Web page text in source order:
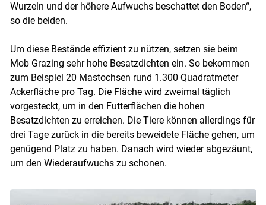
Wurzeln und der höhere Aufwuchs beschattet den Boden“,
so die beiden.
Um diese Bestände effizient zu nützen, setzen sie beim
Mob Grazing sehr hohe Besatzdichten ein. So bekommen
zum Beispiel 20 Mastochsen rund 1.300 Quadratmeter
Ackerfläche pro Tag. Die Fläche wird zweimal täglich
vorgesteckt, um in den Futterflächen die hohen
Besatzdichten zu erreichen. Die Tiere können allerdings für
drei Tage zurück in die bereits beweidete Fläche gehen, um
genügend Platz zu haben. Danach wird wieder abgezäunt,
um den Wiederaufwuchs zu schonen.